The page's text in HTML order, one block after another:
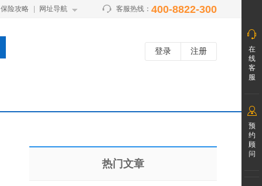
保险攻略 网址导航 客服热线： 400-8822-300
登录 注册
在
线
客
服
预
约
顾
问
热门文章